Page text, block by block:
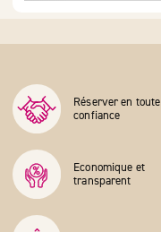
Réserver en toute
confiance
Economique et
transparent